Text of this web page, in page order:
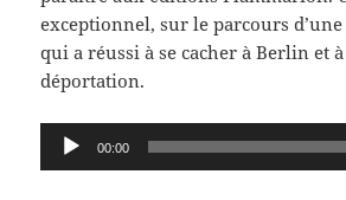
exceptionnel, sur le parcours
qui a réussi à se cacher à Berlin et
déportation.
Lecteur
audio
00:00